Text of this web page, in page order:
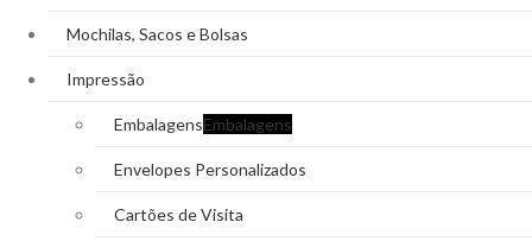
Mochilas, Sacos e Bolsas
Impressão
EmbalagensEmbalagens
Envelopes Personalizados
Cartões de Visita